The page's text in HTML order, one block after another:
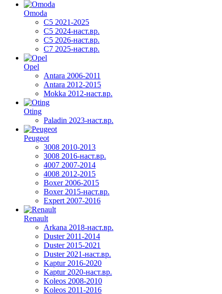
Omoda
C5 2021-2025
C5 2024-наст.вр.
C5 2026-наст.вр.
C7 2025-наст.вр.
Opel
Antara 2006-2011
Antara 2012-2015
Mokka 2012-наст.вр.
Oting
Paladin 2023-наст.вр.
Peugeot
3008 2010-2013
3008 2016-наст.вр.
4007 2007-2014
4008 2012-2015
Boxer 2006-2015
Boxer 2015-наст.вр.
Expert 2007-2016
Renault
Arkana 2018-наст.вр.
Duster 2011-2014
Duster 2015-2021
Duster 2021-наст.вр.
Kaptur 2016-2020
Kaptur 2020-наст.вр.
Koleos 2008-2010
Koleos 2011-2016